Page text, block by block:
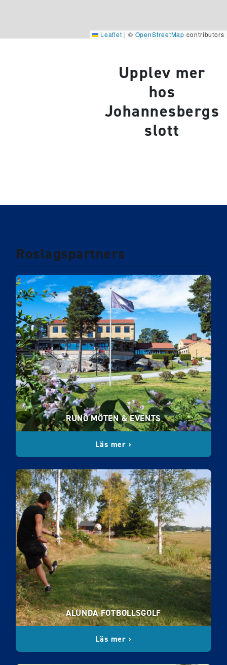
Leaflet | © OpenStreetMap contributors
Upplev mer
hos
Johannesbergs
slott
Roslagspartners
RUNÖ MÖTEN & EVENTS
Läs mer ›
ALUNDA FOTBOLLSGOLF
Läs mer ›